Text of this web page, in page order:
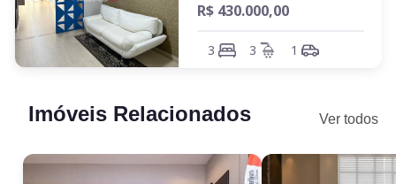
R$ 430.000,00
3 3 1
Imóveis Relacionados Ver todos